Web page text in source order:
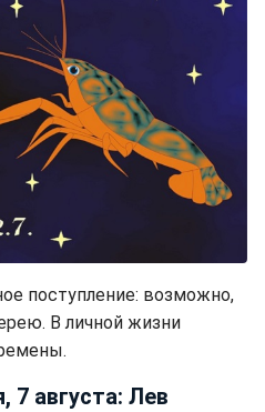
поступление: возможно,
В личной жизни
7 августа: Лев